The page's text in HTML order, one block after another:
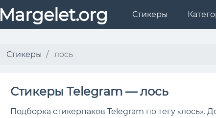
Margelet.org Стикеры
Стикеры лось
Стикеры Telegram — лось
Подборка стикерпаков Telegram по тегу